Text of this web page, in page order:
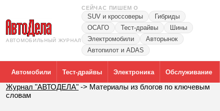
АВТОМОБИЛЬНЫЙ ЖУРНАЛ
СЕЙЧАС ПИШЕМ О
SUV и кроссоверы
Гибриды
ОСАГО
Тест-драйвы
Шины
Электромобили
Авторынок
Автопилот и ADAS
Автомобили Тест-драйвы Электроника Обслуживание
Журнал "АВТОДЕЛА" -> Материалы из блогов по ключевым
словам